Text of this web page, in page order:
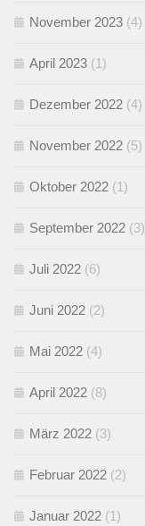
November 2023 (4)
April 2023 (1)
Dezember 2022 (4)
November 2022 (5)
Oktober 2022 (1)
September 2022 (3)
Juli 2022 (6)
Juni 2022 (2)
Mai 2022 (4)
April 2022 (8)
März 2022 (3)
Februar 2022 (2)
Januar 2022 (1)